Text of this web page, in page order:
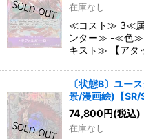
在庫なし
≪コスト≫ 3≪
ンター≫ -≪色≫
キスト≫ 【アタ
〔状態B〕ユー
景/漫画絵)【
74,800円(税込)
在庫なし